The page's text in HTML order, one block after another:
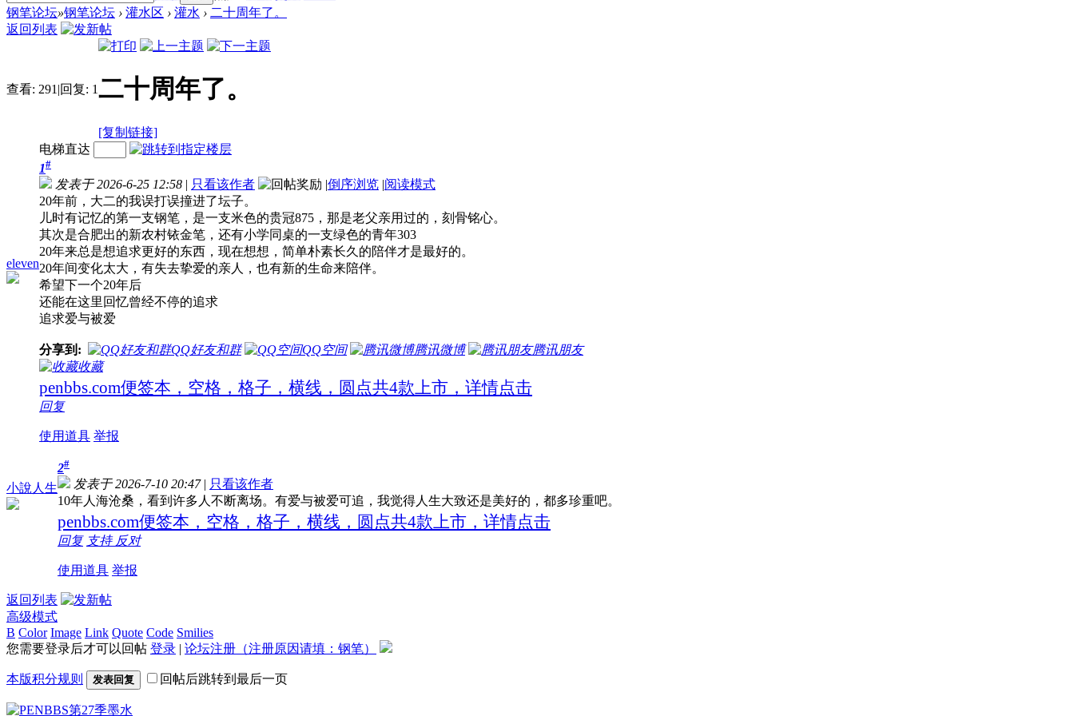
钢笔论坛»钢笔论坛 › 灌水区 › 灌水 › 二十周年了。
返回列表
查看: 291 |回复: 1二十周年了。
[复制链接]
eleven
电梯直达
1#
发表于 2026-6-25 12:58 | 只看该作者 |倒序浏览 |阅读模式
20年前，大二的我误打误撞进了坛子。
儿时有记忆的第一支钢笔，是一支米色的贵冠875，那是老父亲用过的，刻骨铭心。
其次是合肥出的新农村铱金笔，还有小学同桌的一支绿色的青年303
20年来总是想追求更好的东西，现在想想，简单朴素长久的陪伴才是最好的。
20年间变化太大，有失去挚爱的亲人，也有新的生命来陪伴。
希望下一个20年后
还能在这里回忆曾经不停的追求
追求爱与被爱
分享到: QQ好友和群 QQ空间 腾讯微博
腾讯朋友
收藏
penbbs.com便签本，空格，格子，横线，圆点共4款上市，详情点击
回复
使用道具 举报
小說人生
2#
发表于 2026-7-10 20:47 | 只看该作者
10年人海沧桑，看到许多人不断离场。有爱与被爱可追，我觉得人生大致还是美好的，都多珍重吧。
penbbs.com便签本，空格，格子，横线，圆点共4款上市，详情点击
回复 支持 反对
使用道具 举报
返回列表
高级模式
B Color Image Link Quote Code Smilies
您需要登录后才可以回帖 登录 | 论坛注册（注册原因请填：钢笔）
本版积分规则 发表回复 回帖后跳转到最后一页